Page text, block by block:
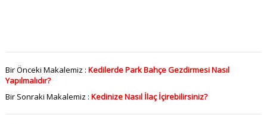
Bir Önceki Makalemiz : Kedilerde Park Bahçe Gezdirmesi Nasıl
Yapılmalıdır?
Bir Sonraki Makalemiz : Kedinize Nasıl İlaç İçirebilirsiniz?